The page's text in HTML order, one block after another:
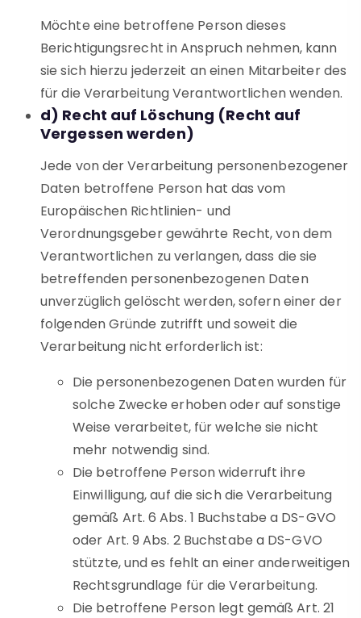
Möchte eine betroffene Person dieses
Berichtigungsrecht in Anspruch nehmen, kann
sie sich hierzu jederzeit an einen Mitarbeiter des
für die Verarbeitung Verantwortlichen wenden.
d) Recht auf Löschung (Recht auf
Vergessen werden)
Jede von der Verarbeitung personenbezogener
Daten betroffene Person hat das vom
Europäischen Richtlinien- und
Verordnungsgeber gewährte Recht, von dem
Verantwortlichen zu verlangen, dass die sie
betreffenden personenbezogenen Daten
unverzüglich gelöscht werden, sofern einer der
folgenden Gründe zutrifft und soweit die
Verarbeitung nicht erforderlich ist:
Die personenbezogenen Daten wurden für
solche Zwecke erhoben oder auf sonstige
Weise verarbeitet, für welche sie nicht
mehr notwendig sind.
Die betroffene Person widerruft ihre
Einwilligung, auf die sich die Verarbeitung
gemäß Art. 6 Abs. 1 Buchstabe a DS-GVO
oder Art. 9 Abs. 2 Buchstabe a DS-GVO
stützte, und es fehlt an einer anderweitigen
Rechtsgrundlage für die Verarbeitung.
Die betroffene Person legt gemäß Art. 21